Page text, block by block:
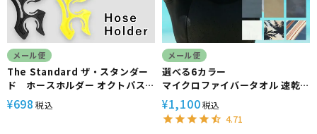
メール便
The Standard ザ・スタンダー
ド ホースホルダー オクトパス
ホルダー ダイビング アクセサリ
ー パーツ プラスチック製 オクト
¥698 税込
メール便
選べる6カラー
マイクロファイバータオル 速乾
抗菌 防臭 HeleiWaho ヘレイワ
ホ
¥1,100税込
4.71